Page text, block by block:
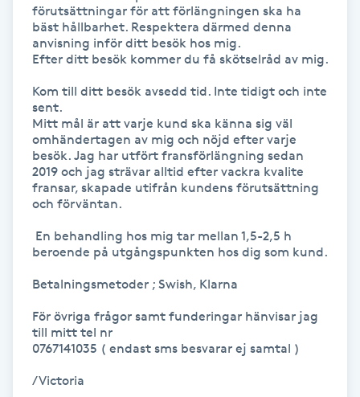
Hypnos
Hårbottenbehandling
Hårförlängning
Hårvård
Hälsa
förutsättningar för att förlängningen ska ha
bäst hållbarhet. Respektera därmed denna
anvisning inför ditt besök hos mig.
Efter ditt besök kommer du få skötselråd av mig.
Kom till ditt besök avsedd tid. Inte tidigt och inte
sent.
Mitt mål är att varje kund ska känna sig väl
omhändertagen av mig och nöjd efter varje
besök. Jag har utfört fransförlängning sedan
2019 och jag strävar alltid efter vackra kvalite
fransar, skapade utifrån kundens förutsättning
och förväntan.
beroende på utgångspunkten hos dig som kund.
Betalningsmetoder ; Swish, Klarna
För övriga frågor samt funderingar hänvisar jag
till mitt tel nr
0767141035 ( endast sms besvarar ej samtal )
/Victoria